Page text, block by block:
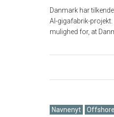
Danmark har
AI-gigafabrik-
mulighed for, at
Navnenyt